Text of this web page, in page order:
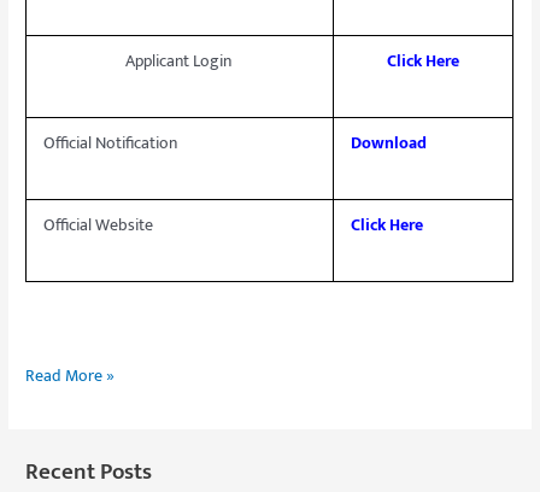
ApplicantLogin Click Here
Official Notification Download
Official Website Click Here
Read More »
Recent Posts